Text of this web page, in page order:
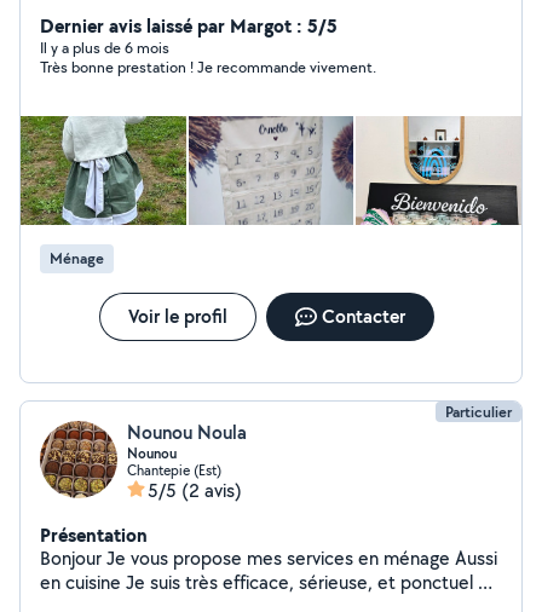
habile de mes mains pour des besoins en coutures,
montages de meubles, travaux manuels dans le DIY
Dernier avis laissé par Margot : 5/5
Il y a plus de 6 mois
Très bonne prestation ! Je recommande vivement.
Ménage
Voir le profil Contacter
Particulier
Nounou Noula
Nounou
Chantepie (Est)
5/5 (2 avis)
Présentation
Bonjour Je vous propose mes services en ménage Aussi
en cuisine Je suis très efficace, sérieuse, et ponctuel N